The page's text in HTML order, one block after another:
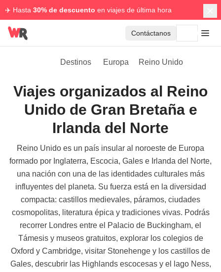
✈️ Hasta 30% de descuento en viajes de última hora
Contáctanos
Destinos Europa Reino Unido
Viajes organizados al Reino
Unido de Gran Bretaña e
Irlanda del Norte
Reino Unido es un país insular al noroeste de Europa
formado por Inglaterra, Escocia, Gales e Irlanda del Norte,
una nación con una de las identidades culturales más
influyentes del planeta. Su fuerza está en la diversidad
compacta: castillos medievales, páramos, ciudades
cosmopolitas, literatura épica y tradiciones vivas. Podrás
recorrer Londres entre el Palacio de Buckingham, el
Támesis y museos gratuitos, explorar los colegios de
Oxford y Cambridge, visitar Stonehenge y los castillos de
Gales, descubrir las Highlands escocesas y el lago Ness,